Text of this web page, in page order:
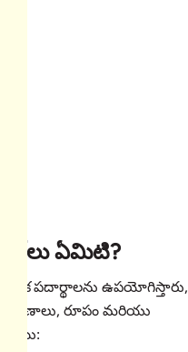
ఏమిటి?
అనేక పదార్థాలను ఉపయోగిస్తారు,
లక్షణాలు, రూపం మరియు